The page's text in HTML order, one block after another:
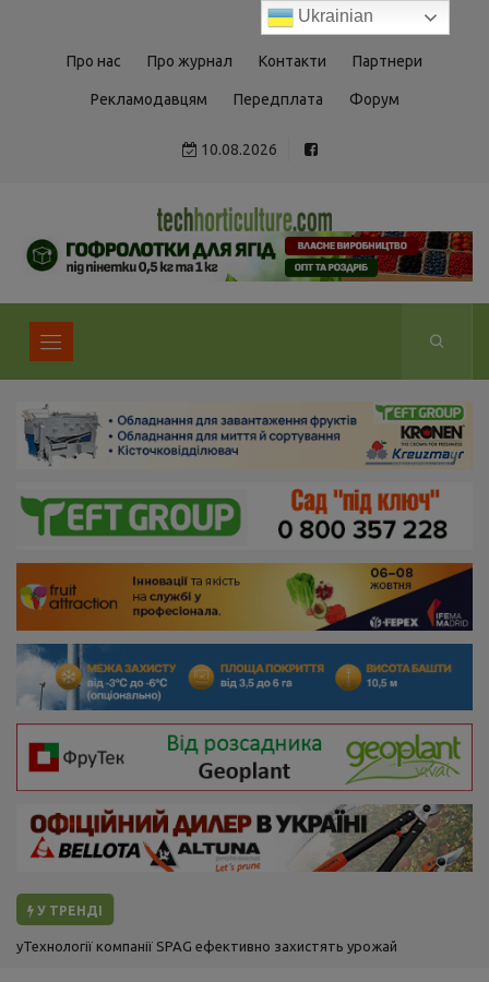
Про нас Про журнал Контакти Партнери
Рекламодавцям Передплата Форум
10.08.2026
У ТРЕНДІ
Технології компанії SPAG ефективно захистять урожай від градів
Ukrainian